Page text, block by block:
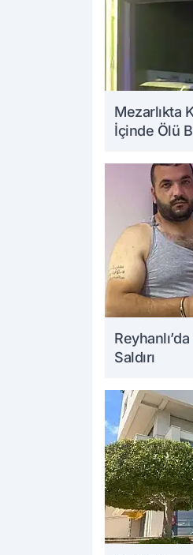
Mezarlıkta
İçinde Ölü
Saldırı